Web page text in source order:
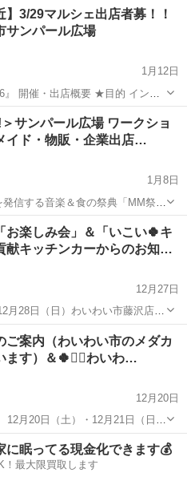
】3/29マルシェ出店者募！！
サンパール広場
1月12日
出店概要 ★目的 インク
なることを目指し、その啓蒙の
フェスティバル実行委員会 （企画...
/お祭り ブース
サンパール広場 ワークショ
イド・物販・企業出店…
1月8日
信する音楽＆食の祭典「MM祭」
、2026年1月24日（土）・25日
ル広場にて、音楽と食が融合し
/お祭り
お楽しみ会」＆「いこい🍀キ
献キッチンカーからのお知…
12月27日
ンカー「いこい🍀キッチン」。
りました。 楽しみにして頂いてい
地域/お祭り メダカ
ご案内（わいわい市のメダカ
ます）＆🍀💁‍♀️わいわ…
12月20日
。 メダカ屋さんは、20日（土）
なた園芸北村さん達と ボランティ
地域/お祭り メダカ
に眠ってる現金化できます💰
！最大限買取します